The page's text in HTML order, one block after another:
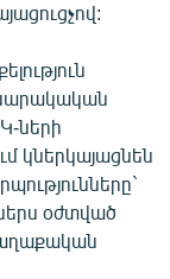
ների
կներկայացնեն
օժտված